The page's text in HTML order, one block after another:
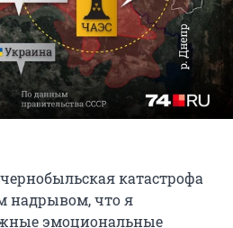
катастрофа
надрывом, что я
эмоциональные